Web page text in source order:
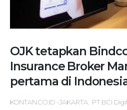
OJK tetapkan
Insurance Broker
pertama di
KONTAN.CO.ID -JAKARTA. PT BCI